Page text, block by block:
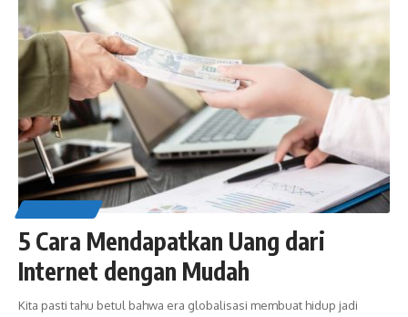
5 Cara Mendapatkan Uang dari
Internet dengan Mudah
Kita pasti tahu betul bahwa era globalisasi membuat hidup jadi